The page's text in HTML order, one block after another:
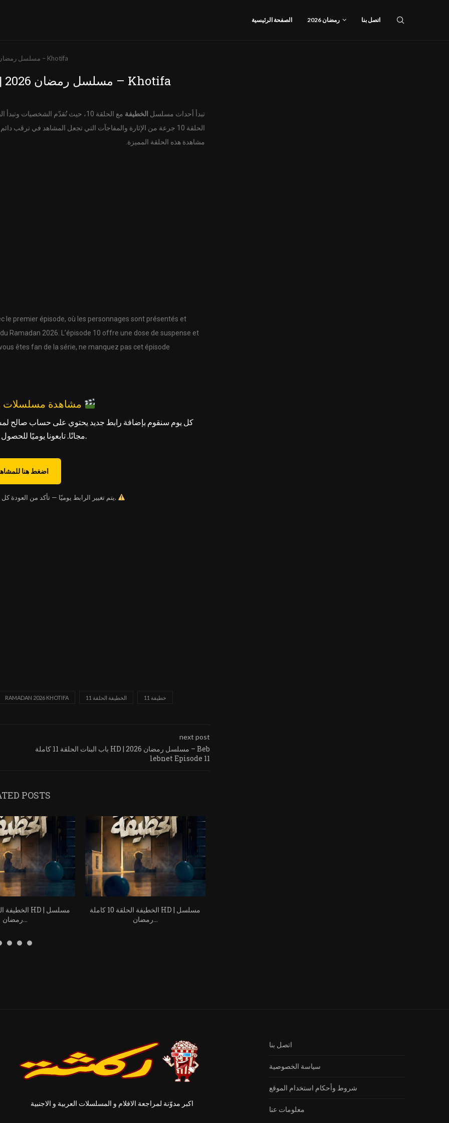
الصفحة الرئيسية رمضان 2026 اتصل بنا
الخطيفة الحلقة 11 كاملة HD | مسلسل رمضان 2026 – Khotifa
الخطيفة الحلقة 11 كاملة HD | مسلسل رمضان 2026 – Khotifa
تبدأ أحداث مسلسل الخطيفة
الحلقة 10 جرعة من الإثارة والمفاجآت التي تجعل المشاهد في
مشاهدة هذه الحلقة المميزة.
le premier épisode, où les personnages sont présentés et
Ramadan 2026. L’épisode 10 offre une dose de suspense et
êtes fan de la série, ne manquez pas cet épisode
كل يوم سنقوم بإضافة رابط جديد يحتوي على حساب صالح
مجانًا. تابعونا يوميًا للحصول على الرابط الجديد.
اضغط هنا
يتم تغيير الرابط يوميًا — تأكد من العودة كل يوم للحصول على الحساب الجديد.
RAMADAN 2026 KHOTIFA الخطيفة الحلقة 11 خطيفة 11
next post
باب البنات الحلقة 11 كاملة HD | مسلسل رمضان 2026 – Beb
lebnet Episode 11
POSTS
رمضان...
الخطيفة الحلقة 10 كاملة HD | مسلسل
رمضان...
اكبر مدوّنة لمراجعة الافلام و المسلسلات العربية و الاجنبية
اتصل بنا
سياسة الخصوصية
شروط وأحكام استخدام الموقع
معلومات عنا